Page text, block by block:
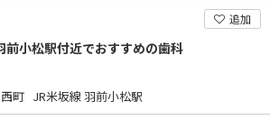
追加
前小松駅付近でおすすめの歯科
町 JR米坂線 羽前小松駅